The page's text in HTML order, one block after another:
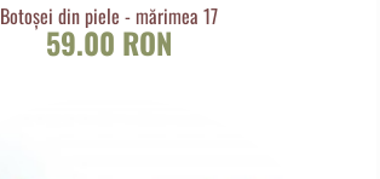
Botoșei din piele - mărimea 17
59.00 RON